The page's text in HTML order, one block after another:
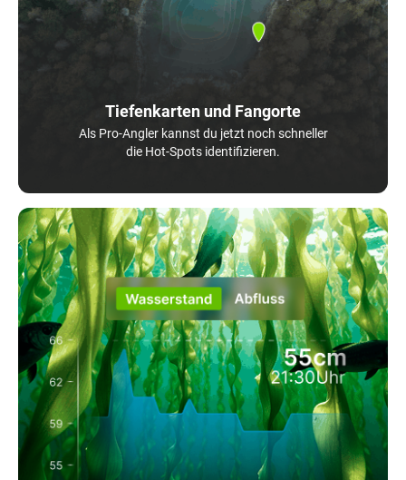
Tiefenkarten und Fangorte
Als Pro-Angler kannst du jetzt noch schneller
die Hot-Spots identifizieren.